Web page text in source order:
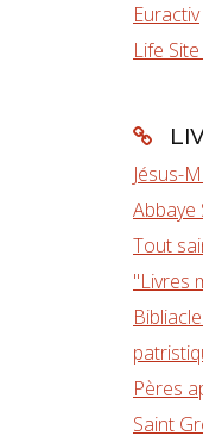
Euractiv
Life
Jésus-
Abbaye
Tout
"Livres
Pères
Saint